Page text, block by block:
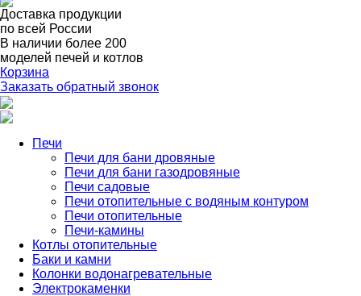
Доставка продукции
по всей России
В наличии более 200
моделей печей и котлов
Корзина
Заказать обратный звонок
Печи
Печи для бани дровяные
Печи для бани газодровяные
Печи садовые
Печи отопительные c водяным контуром
Печи отопительные
Печи-камины
Котлы отопительные
Баки и камни
Колонки водонагревательные
Электрокаменки